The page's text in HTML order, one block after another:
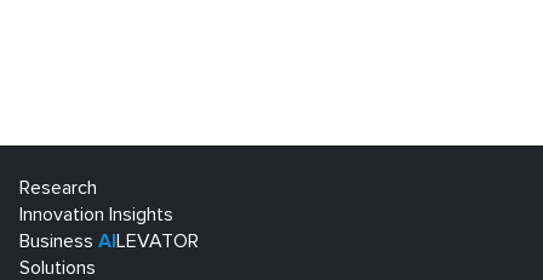
Research
Innovation Insights
Business AI LEVATOR
Solutions